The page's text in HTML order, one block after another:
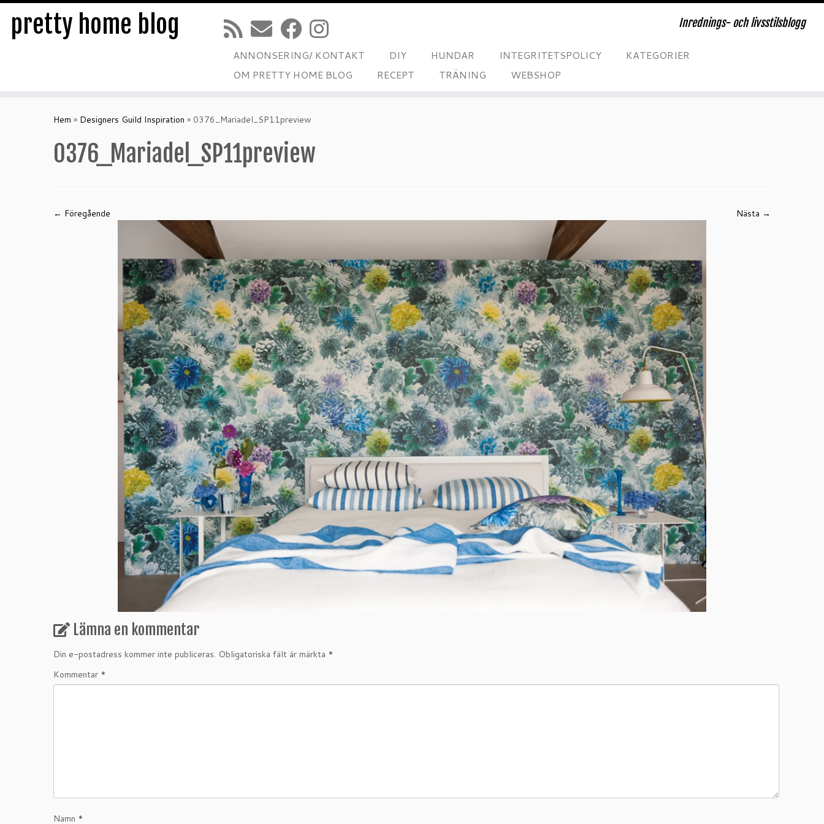
pretty home blog Inrednings- och livsstilsblogg
ANNONSERING/ KONTAKT DIY HUNDAR INTEGRITETSPOLICY
KATEGORIER
OM PRETTY HOME BLOG
RECEPT TRÄNING WEBSHOP
Hem » Designers Guild Inspiration » 0376_Mariadel_SP11preview
0376_Mariadel_SP11preview
← Föregående Nästa →
Lämna en kommentar
Din e-postadress kommer inte publiceras. Obligatoriska fält är märkta *
Kommentar *
Namn *